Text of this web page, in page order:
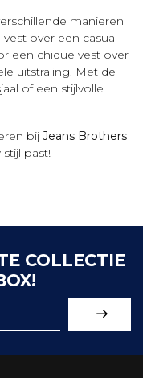
manieren
over een casual
een chique vest over
uitstraling. Met de
of een stijlvolle
bij Jeans Brothers
past!
COLLECTIE